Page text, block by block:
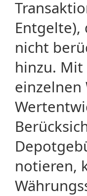
Entgelte),
nicht
hinzu.
notieren,